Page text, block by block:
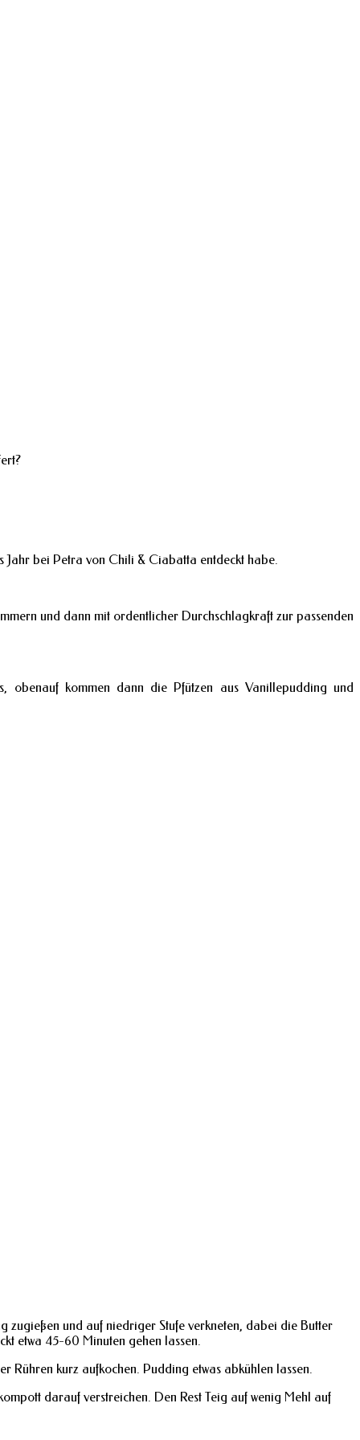
Jahr bei Petra von Chili & Ciabatta entdeckt habe.
und dann mit ordentlicher Durchschlagkraft zur passenden
obenauf kommen dann die Pfützen aus Vanillepudding und
zugießen und auf niedriger Stufe verkneten, dabei die Butter
etwa 45-60 Minuten gehen lassen.
kurz aufkochen. Pudding etwas abkühlen lassen.
darauf verstreichen. Den Rest Teig auf wenig Mehl auf